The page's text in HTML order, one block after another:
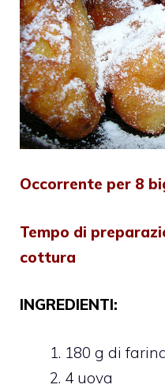
Occorrente per 8
Tempo di
cottura
INGREDIENTI:
180 g di
4 uova